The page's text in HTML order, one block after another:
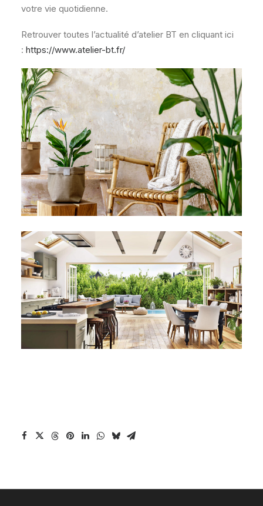
votre vie quotidienne.
Retrouver toutes l’actualité d’atelier BT en cliquant ici
: https://www.atelier-bt.fr/